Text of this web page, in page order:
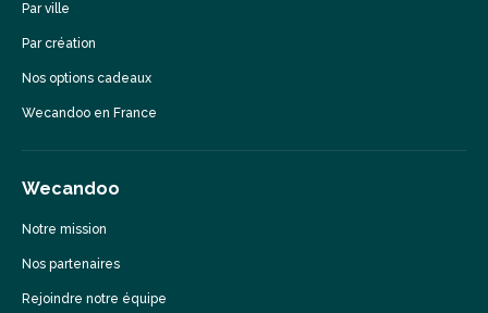
Par ville
Par création
Nos options cadeaux
Wecandoo en France
Wecandoo
Notre mission
Nos partenaires
Rejoindre notre équipe